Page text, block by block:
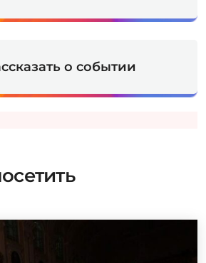
о событии